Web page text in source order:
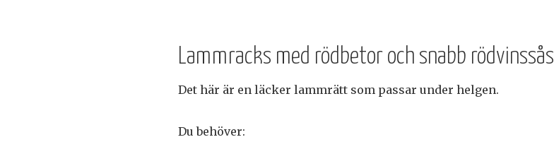
Lammracks med rödbetor och snabb rödvinssås
Det här är en läcker lammrätt som passar under helgen.
Du behöver: